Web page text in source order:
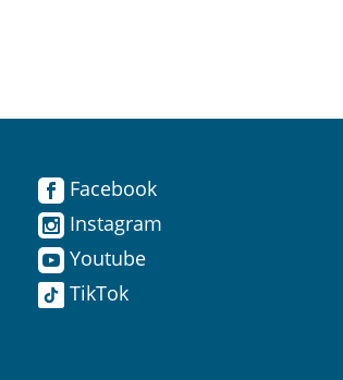
Facebook
Instagram
Youtube
TikTok